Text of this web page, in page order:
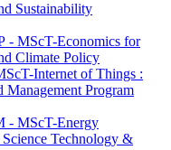
Sustainability
- MScT-Economics for
Climate Policy
Internet of Things :
Management Program
- MScT-Energy
Technology &